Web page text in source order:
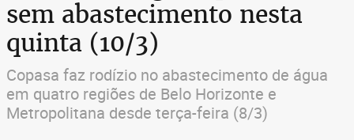
sem abastecimento nesta
quinta (10/3)
Copasa faz rodízio no abastecimento de água
em quatro regiões de Belo Horizonte e
Metropolitana desde terça-feira (8/3)